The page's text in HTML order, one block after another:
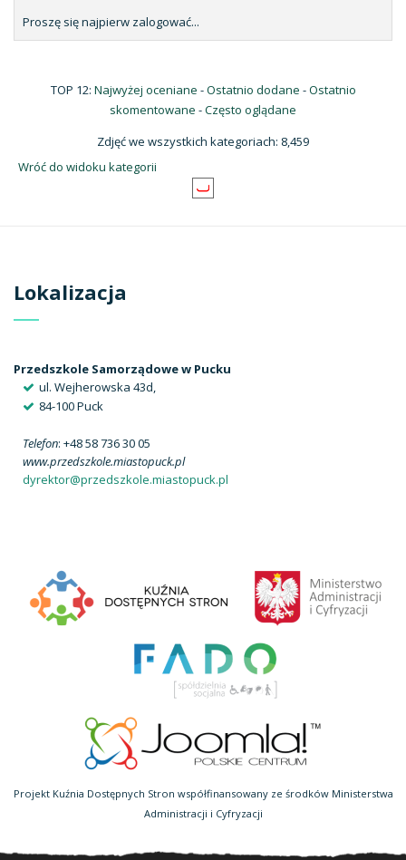
Proszę się najpierw zalogować...
TOP 12: Najwyżej oceniane -Ostatnio dodane -Ostatnio
skomentowane -Często oglądane
Zdjęć we wszystkich kategoriach: 8,459
Wróć do widoku kategorii
Lokalizacja
Przedszkole Samorządowe w Pucku
ul. Wejherowska 43d,
84-100 Puck
Telefon: +48 58 736 30 05
www.przedszkole.miastopuck.pl
dyrektor@przedszkole.miastopuck.pl
Projekt Kuźnia Dostępnych Stron współfinansowany ze środków Ministerstwa
Administracji i Cyfryzacji